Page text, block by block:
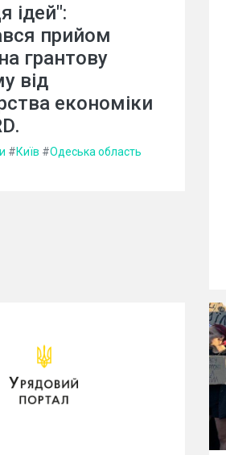
ідей":
прийом
грантову
від
економіки
#Київ #Одеська область